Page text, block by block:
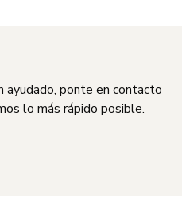
ayudado, ponte en contacto
lo más rápido posible.